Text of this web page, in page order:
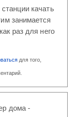
качать
занимается
раз для него
для того,
дома -